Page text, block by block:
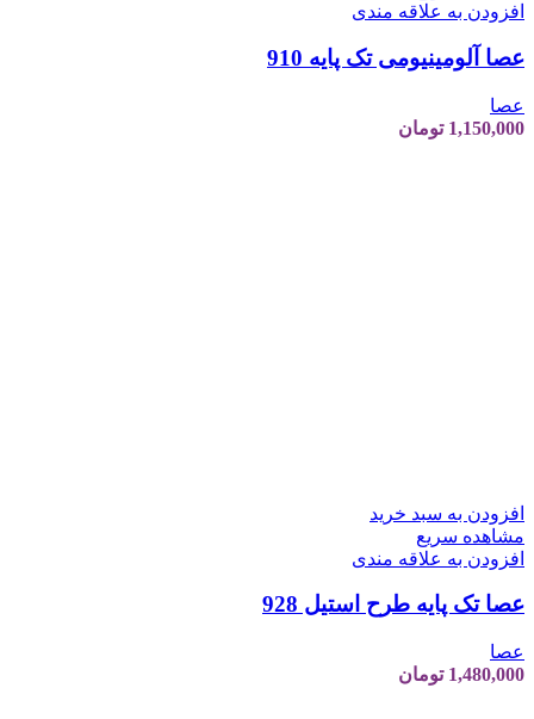
افزودن به علاقه مندی
عصا آلومینیومی تک پایه 910
عصا
1,150,000 تومان
افزودن به سبد خرید
مشاهده سریع
افزودن به علاقه مندی
عصا تک پایه طرح استیل 928
عصا
1,480,000 تومان